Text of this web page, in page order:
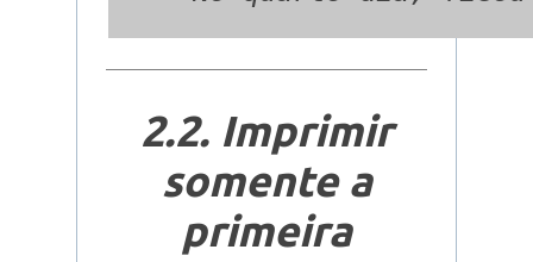
2.2. Imprimir
somente a
primeira